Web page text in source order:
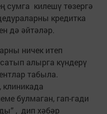
сумга килешү төзергә
кредитка
дә әйтәләр.
ничек итеп
алырга күндерү
табыла.
клиникада
булмаган, гап-гади
, дип хәбәр